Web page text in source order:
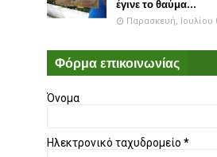
έγινε το θαύμα...
Παρασκευή, Ιουλίου
Φόρμα επικοινωνίας
Όνομα
Ηλεκτρονικό ταχυδρομείο *